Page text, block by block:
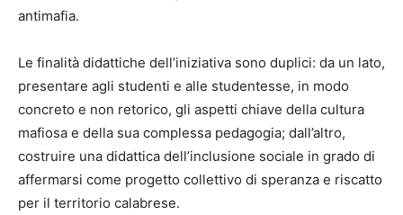
antimafia.
Le finalità didattiche dell’iniziativa sono duplici: da un lato,
presentare agli studenti e alle studentesse, in modo
concreto e non retorico, gli aspetti chiave della cultura
mafiosa e della sua complessa pedagogia; dall’altro,
costruire una didattica dell’inclusione sociale in grado di
affermarsi come progetto collettivo di speranza e riscatto
per il territorio calabrese.